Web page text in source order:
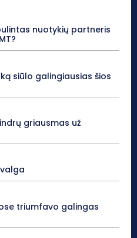
nuotykių partneris
siūlo galingiausias šios
griausmas už
triumfavo galingas